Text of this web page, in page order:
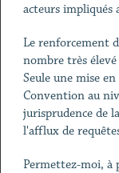
acteurs impliqués
Le renforcement
nombre très
Seule une mise
Convention au
jurisprudence de
l'afflux de
Permettez-moi, à